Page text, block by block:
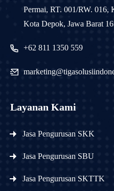
Permai, RT. 001/RW. 016,
Kota Depok, Jawa Barat
+62 811 1350 559
Layanan Kami
Jasa Pengurusan SKK
Jasa Pengurusan SBU
Jasa Pengurusan SKTTK